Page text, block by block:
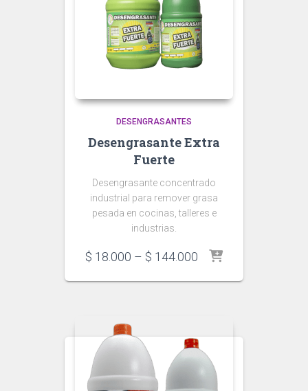
DESENGRASANTES
Desengrasante Extra
Fuerte
Desengrasante concentrado
industrial para remover grasa
pesada en cocinas, talleres e
industrias.
$ 18.000 – $ 144.000 Price
$ 18.000